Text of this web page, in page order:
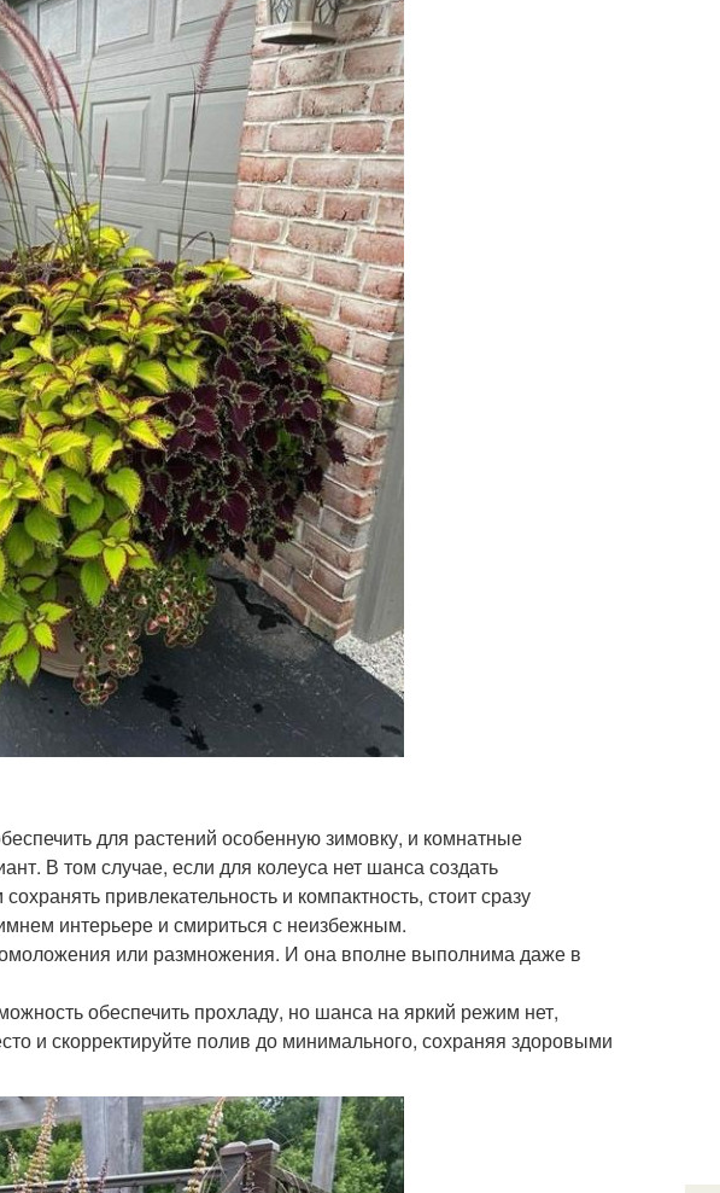
для растений особенную зимовку, и комнатные
В том случае, если для колеуса нет шанса создать
привлекательность и компактность, стоит сразу
интерьере и смириться с неизбежным.
или размножения. И она вполне выполнима даже в
обеспечить прохладу, но шанса на яркий режим нет,
и скорректируйте полив до минимального, сохраняя здоровыми